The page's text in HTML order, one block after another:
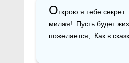
Открою я тебе секрет:
милая!  Пусть будет
пожелается,  Как в